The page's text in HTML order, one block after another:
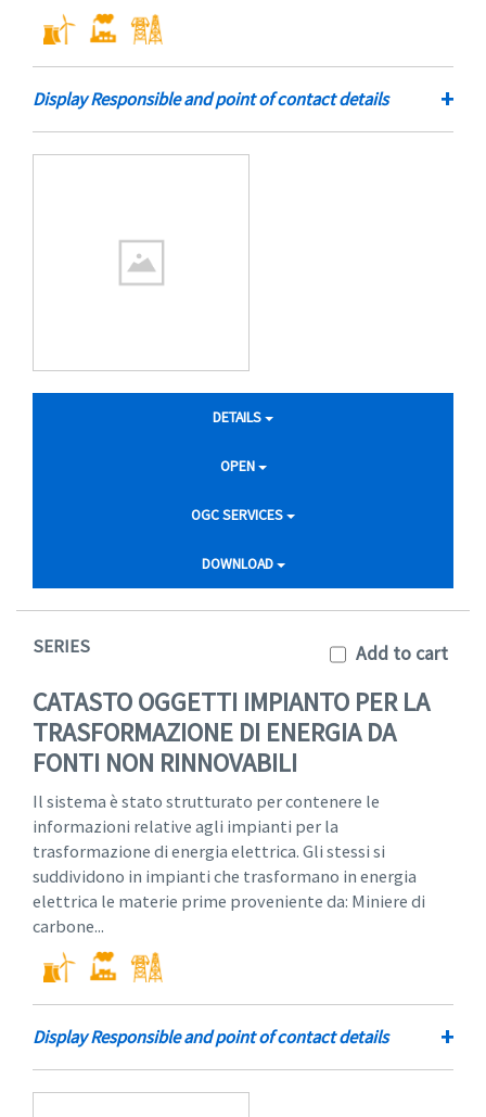
Display Responsible and point of contact details +
DETAILS
OPEN
OGC SERVICES
DOWNLOAD
SERIES Add to cart
CATASTO OGGETTI IMPIANTO PER LA
TRASFORMAZIONE DI ENERGIA DA
FONTI NON RINNOVABILI
Il sistema è stato strutturato per contenere le
informazioni relative agli impianti per la
trasformazione di energia elettrica. Gli stessi si
suddividono in impianti che trasformano in energia
elettrica le materie prime proveniente da: Miniere di
carbone...
Display Responsible and point of contact details +